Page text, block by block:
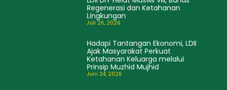
Regenerasi dan Ketahanan
Lingkungan
Juli 26, 2026
Hadapi Tantangan Ekonomi, LDII
Ajak Masyarakat Perkuat
Ketahanan Keluarga melalui
Prinsip Muzhid Mujhid
Juni 24, 2026